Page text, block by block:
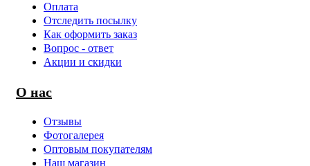
Оплата
Отследить посылку
Как оформить заказ
Вопрос - ответ
Акции и скидки
О нас
Отзывы
Фотогалерея
Оптовым покупателям
Наш магазин